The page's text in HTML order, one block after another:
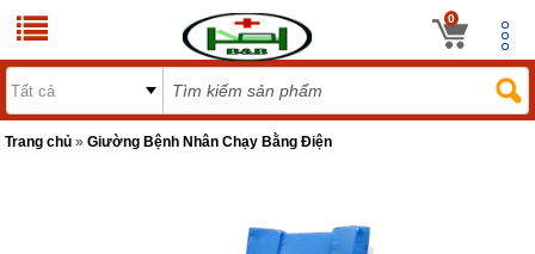
0
Trang chủ »Giường Bệnh Nhân Chạy Bằng Điện